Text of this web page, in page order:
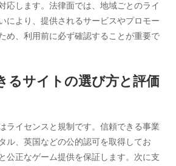
応します。法律面では、地域ごとのライ
により、提供されるサービスやプロモー
め、利用前に必ず確認することが重要で
るサイトの選び方と評価
ライセンスと規制です。信頼できる事業
ル、英国などの公的認可を取得してお
公正なゲーム提供を保証します。次に支